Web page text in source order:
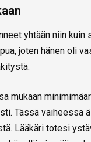
yhtään niin
joten hänen oli
mukaan
Tässä vaiheessa
Lääkäri totesi